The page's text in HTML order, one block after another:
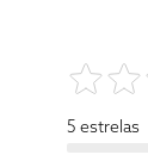
5 estrelas